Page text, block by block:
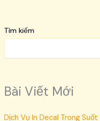
Tìm kiếm
Bài Viết Mới
Dịch Vụ In Decal Trong Suốt